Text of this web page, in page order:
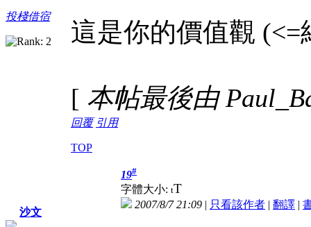
投棧借宿
這是你的價值觀 (<=
[ 本帖最後由
回覆 引用
TOP
沙文
19#
字體大小: tT
2007/8/7 21:09 | 只看該作者 | 翻譯 |